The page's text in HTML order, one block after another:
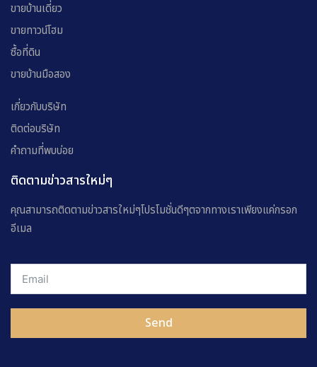
ขายบ้านเดี่ยว
ขายทาวน์โฮม
ซื้อที่ดิน
ขายบ้านมือสอง
เกี่ยวกับบริษัท
ติดต่อบริษัท
คำถามที่พบบ่อย
ติดตามข่าวสารใหม่ๆ
คุณสามารถติดตามข่าวสารใหม่ๆโปรโมชั่นดีๆตจากทางเราเพียงแค่กรอก
อีเมล
Send